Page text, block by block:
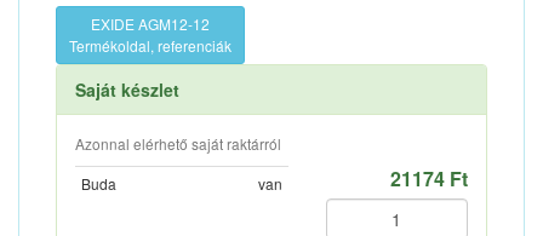
EXIDE AGM12-12
Termékoldal, referenciák
Saját készlet
Azonnal elérhető saját raktárról
Buda
van 21174 Ft